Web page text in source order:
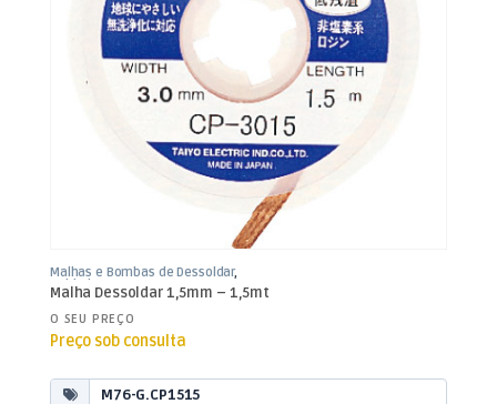
Malhas e Bombas de Dessoldar,
Soldadura
Malha Dessoldar 1,5mm – 1,5mt
O SEU PREÇO
Preço sob consulta
M76-G.CP1515